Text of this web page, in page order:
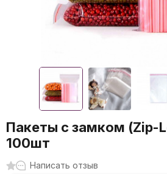
Пакеты с замком
100шт
Написать отзыв